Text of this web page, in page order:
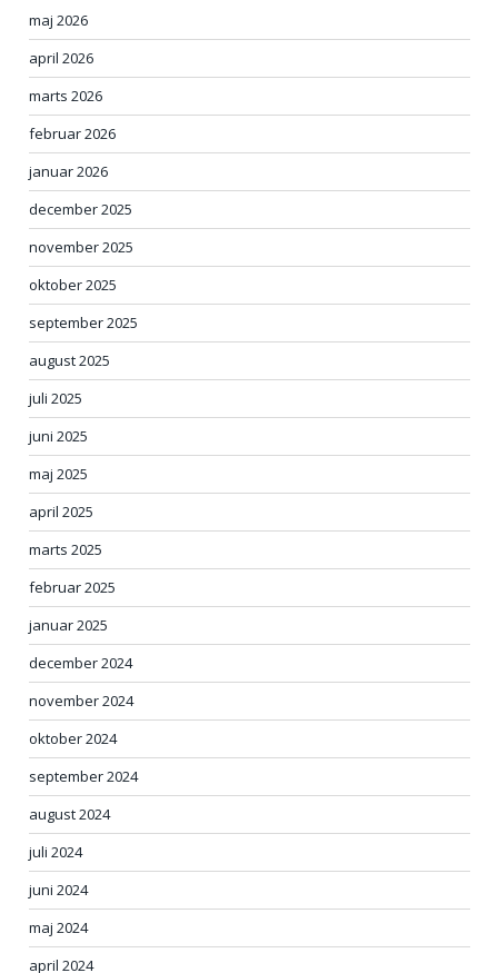
maj 2026
april 2026
marts 2026
februar 2026
januar 2026
december 2025
november 2025
oktober 2025
september 2025
august 2025
juli 2025
juni 2025
maj 2025
april 2025
marts 2025
februar 2025
januar 2025
december 2024
november 2024
oktober 2024
september 2024
august 2024
juli 2024
juni 2024
maj 2024
april 2024